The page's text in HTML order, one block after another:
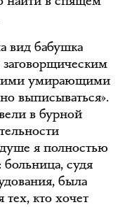
вид бабушка
заговорщическим
умирающими
выписываться».
в бурной
я полностью
судя
была
тех, кто хочет